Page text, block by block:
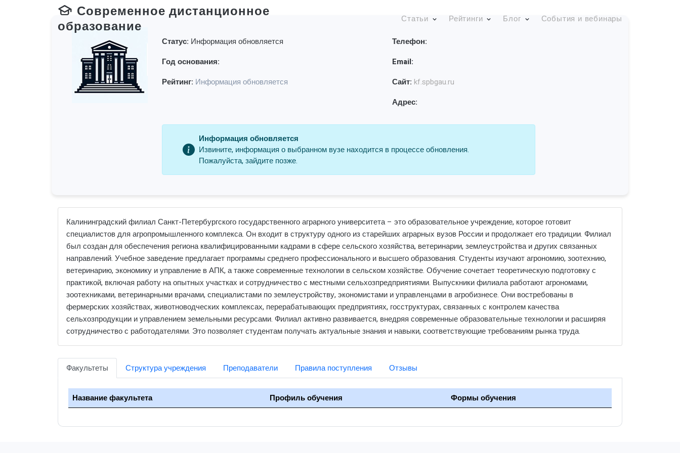
Современное дистанционное
образование
Статьи Рейтинги Блог События и вебинары
Статус: Информация обновляется
Год основания:
Рейтинг: Информация обновляется
Телефон:
Email:
Сайт: kf.spbgau.ru
Адрес:
Информация обновляется
Извините, информация о выбранном вузе находится в процессе обновления.
Пожалуйста, зайдите позже.
Калининградский филиал Санкт-Петербургского государственного аграрного университета – это образовательное учреждение, которое готовит
специалистов для агропромышленного комплекса. Он входит в структуру одного из старейших аграрных вузов России и продолжает его традиции. Филиал
был создан для обеспечения региона квалифицированными кадрами в сфере сельского хозяйства, ветеринарии, землеустройства и других связанных
направлений. Учебное заведение предлагает программы среднего профессионального и высшего образования. Студенты изучают агрономию, зоотехнию,
ветеринарию, экономику и управление в АПК, а также современные технологии в сельском хозяйстве. Обучение сочетает теоретическую подготовку с
практикой, включая работу на опытных участках и сотрудничество с местными сельхозпредприятиями. Выпускники филиала работают агрономами,
зоотехниками, ветеринарными врачами, специалистами по землеустройству, экономистами и управленцами в агробизнесе. Они востребованы в
фермерских хозяйствах, животноводческих комплексах, перерабатывающих предприятиях, госструктурах, связанных с контролем качества
сельхозпродукции и управлением земельными ресурсами. Филиал активно развивается, внедряя современные образовательные технологии и расширяя
сотрудничество с работодателями. Это позволяет студентам получать актуальные знания и навыки, соответствующие требованиям рынка труда.
Факультеты Структура учреждения Преподаватели Правила поступления Отзывы
Название факультета Профиль обучения Формы обучения